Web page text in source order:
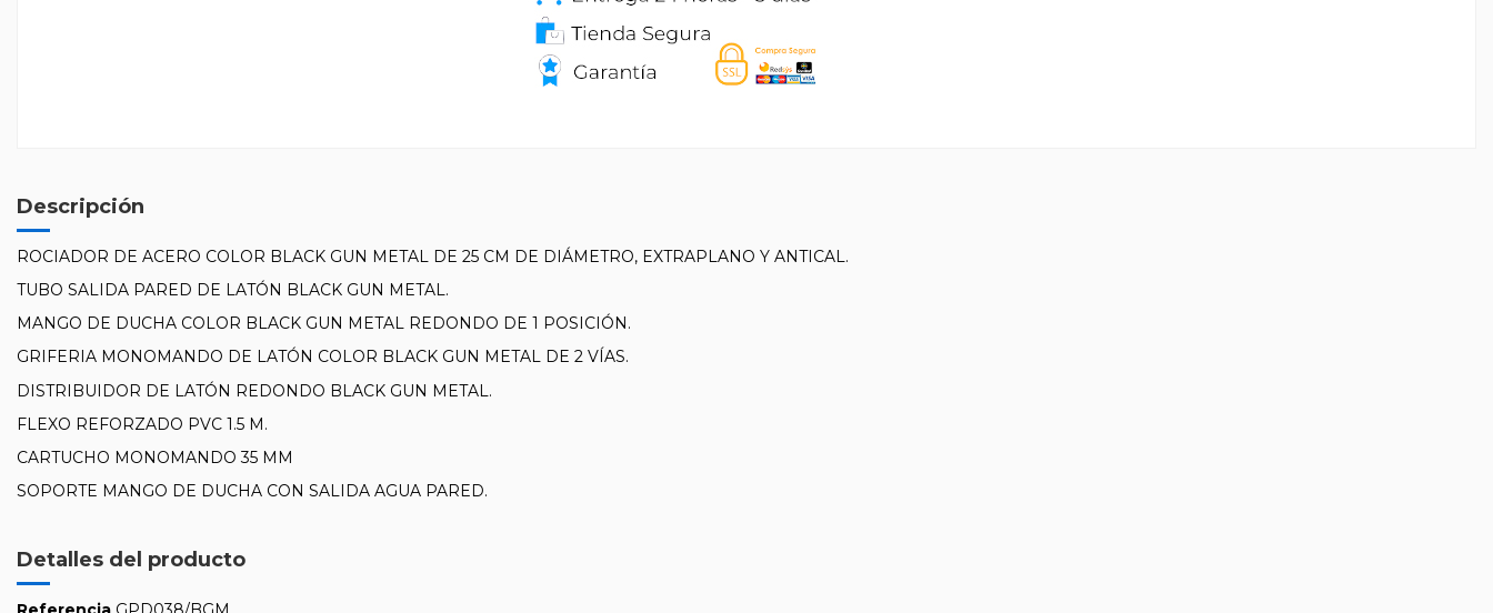
Descripción
ROCIADOR DE ACERO COLOR BLACK GUN METAL DE 25 CM DE DIÁMETRO, EXTRAPLANO Y ANTICAL.
TUBO SALIDA PARED DE LATÓN BLACK GUN METAL.
MANGO DE DUCHA COLOR BLACK GUN METAL REDONDO DE 1 POSICIÓN.
GRIFERIA MONOMANDO DE LATÓN COLOR BLACK GUN METAL DE 2 VÍAS.
DISTRIBUIDOR DE LATÓN REDONDO BLACK GUN METAL.
FLEXO REFORZADO PVC 1.5 M.
CARTUCHO MONOMANDO 35 MM
SOPORTE MANGO DE DUCHA CON SALIDA AGUA PARED.
Detalles del producto